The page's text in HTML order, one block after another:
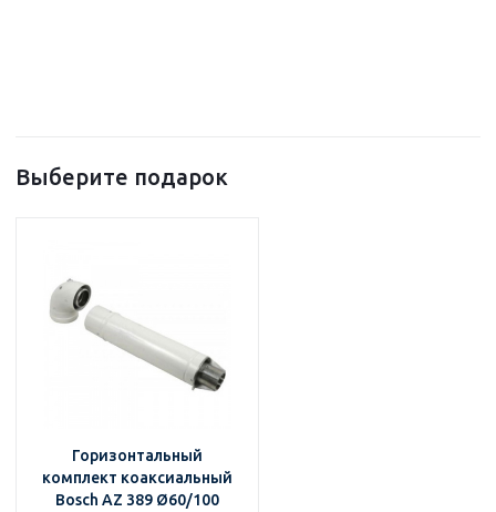
Выберите подарок
Горизонтальный
комплект коаксиальный
Bosch AZ 389 Ø60/100